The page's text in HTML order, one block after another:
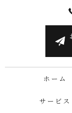
ホーム
サービス